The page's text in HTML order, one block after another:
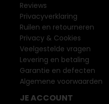
Reviews
Privacyverklaring
Ruilen en retourneren
Privacy & Cookies
Veelgestelde vragen
Levering en betaling
Garantie en defecten
Algemene voorwaarden
JE ACCOUNT